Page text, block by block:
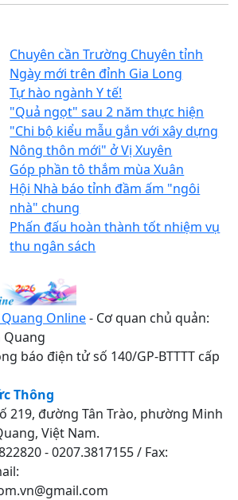
Chuyên cần Trường Chuyên tỉnh
Ngày mới trên đỉnh Gia Long
Tự hào ngành Y tế!
"Quả ngọt" sau 2 năm thực hiện
"Chi bộ kiểu mẫu gắn với xây dựng
Nông thôn mới" ở Vị Xuyên
Góp phần tô thắm mùa Xuân
Hội Nhà báo tỉnh đầm ấm "ngôi
nhà" chung
Phấn đấu hoàn thành tốt nhiệm vụ
thu ngân sách
Quang Online- Cơ quan chủ quản:
Quang
báo điện tử số 140/GP-BTTTT cấp
Thông
219, đường Tân Trào, phường Minh
Việt Nam.
- 0207.3817155 / Fax: